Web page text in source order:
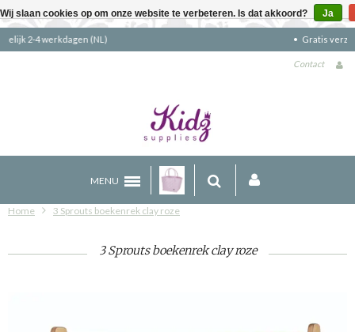
Contact
MENU
Home 3 Sprouts boekenrek clay roze
3 Sprouts boekenrek clay roze
Wij slaan cookies op om onze website te verbeteren. Is dat akkoord? Ja